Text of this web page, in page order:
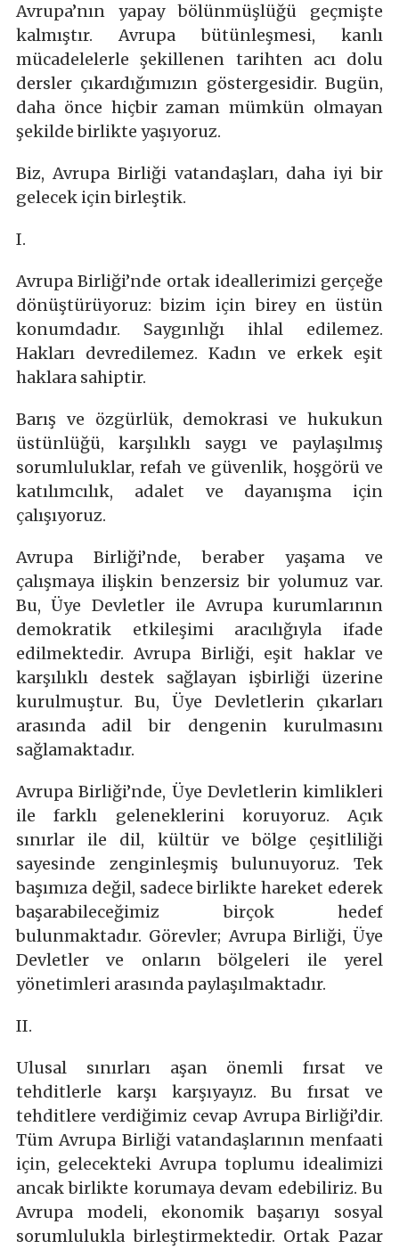
Avrupa’nın yapay bölünmüşlüğü geçmişte
kalmıştır. Avrupa bütünleşmesi, kanlı
mücadelelerle şekillenen tarihten acı dolu
dersler çıkardığımızın göstergesidir. Bugün,
daha önce hiçbir zaman mümkün olmayan
şekilde birlikte yaşıyoruz.
Biz, Avrupa Birliği vatandaşları, daha iyi bir
gelecek için birleştik.
I.
Avrupa Birliği’nde ortak ideallerimizi gerçeğe
dönüştürüyoruz: bizim için birey en üstün
konumdadır. Saygınlığı ihlal edilemez.
Hakları devredilemez. Kadın ve erkek eşit
haklara sahiptir.
Barış ve özgürlük, demokrasi ve hukukun
üstünlüğü, karşılıklı saygı ve paylaşılmış
sorumluluklar, refah ve güvenlik, hoşgörü ve
katılımcılık, adalet ve dayanışma için
çalışıyoruz.
Avrupa Birliği’nde, beraber yaşama ve
çalışmaya ilişkin benzersiz bir yolumuz var.
Bu, Üye Devletler ile Avrupa kurumlarının
demokratik etkileşimi aracılığıyla ifade
edilmektedir. Avrupa Birliği, eşit haklar ve
karşılıklı destek sağlayan işbirliği üzerine
kurulmuştur. Bu, Üye Devletlerin çıkarları
arasında adil bir dengenin kurulmasını
sağlamaktadır.
Avrupa Birliği’nde, Üye Devletlerin kimlikleri
ile farklı geleneklerini koruyoruz. Açık
sınırlar ile dil, kültür ve bölge çeşitliliği
sayesinde zenginleşmiş bulunuyoruz. Tek
başımıza değil, sadece birlikte hareket ederek
başarabileceğimiz birçok hedef
bulunmaktadır. Görevler; Avrupa Birliği, Üye
Devletler ve onların bölgeleri ile yerel
yönetimleri arasında paylaşılmaktadır.
II.
Ulusal sınırları aşan önemli fırsat ve
tehditlerle karşı karşıyayız. Bu fırsat ve
tehditlere verdiğimiz cevap Avrupa Birliği’dir.
Tüm Avrupa Birliği vatandaşlarının menfaati
için, gelecekteki Avrupa toplumu idealimizi
ancak birlikte korumaya devam edebiliriz. Bu
Avrupa modeli, ekonomik başarıyı sosyal
sorumlulukla birleştirmektedir. Ortak Pazar